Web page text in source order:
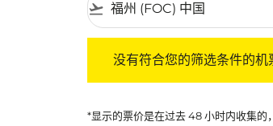
flight_takeoff
没有符合您的筛选条件的机
*显示的票价是在过去 48 小时内收集的